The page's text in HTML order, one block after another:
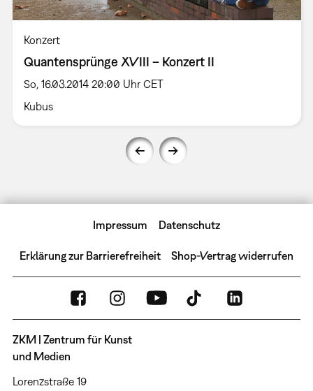
Konzert
Quantensprünge XVIII – Konzert II
So, 16.03.2014 20:00 Uhr CET
Kubus
Impressum Datenschutz
Erklärung zur Barrierefreiheit Shop-Vertrag widerrufen
ZKM | Zentrum für Kunst
und Medien
Lorenzstraße 19